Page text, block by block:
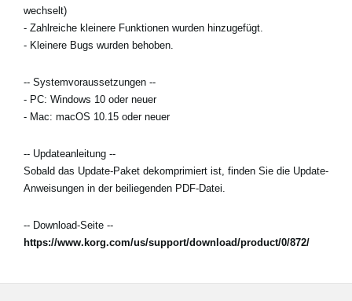
wechselt)
- Zahlreiche kleinere Funktionen wurden hinzugefügt.
- Kleinere Bugs wurden behoben.
-- Systemvoraussetzungen --
- PC: Windows 10 oder neuer
- Mac: macOS 10.15 oder neuer
-- Updateanleitung --
Sobald das Update-Paket dekomprimiert ist, finden Sie die Update-
Anweisungen in der beiliegenden PDF-Datei.
-- Download-Seite --
https://www.korg.com/us/support/download/product/0/872/